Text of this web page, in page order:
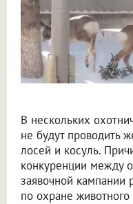
В нескольких
не будут проводить
лосей и косуль.
конкуренции между
заявочной кампании
по охране